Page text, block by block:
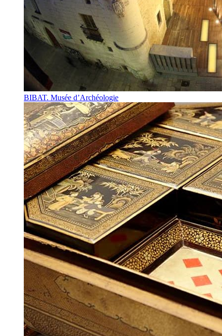
BIBAT. Musée d’Archéologie